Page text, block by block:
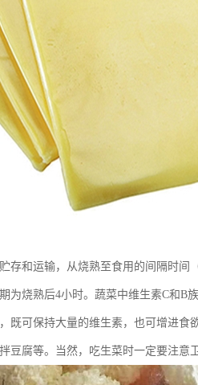
和运输，从烧熟至食用的间隔时间
为烧熟后4小时。蔬菜中维生素C和B
既可保持大量的维生素，也可增进食
豆腐等。当然，吃生菜时一定要注意